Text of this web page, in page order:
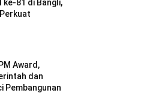
ke-81 di Bangli,
Award,
dan
Pembangunan